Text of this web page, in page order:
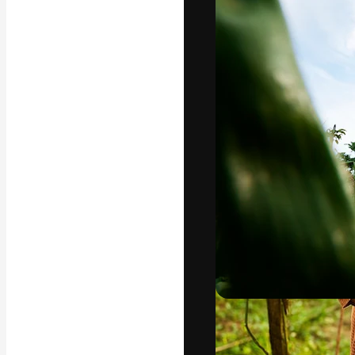
La plataforma
trabajo. Más
entre
estudios.
Español
Copyright ©